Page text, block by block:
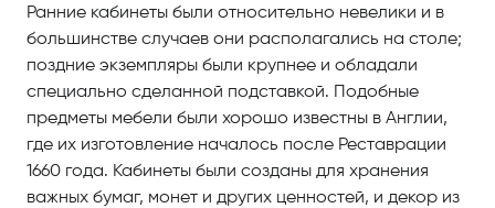
Ранние кабинеты были относительно невелики и в
большинстве случаев они располагались на столе;
поздние экземпляры были крупнее и обладали
специально сделанной подставкой. Подобные
предметы мебели были хорошо известны в Англии,
где их изготовление началось после Реставрации
1660 года. Кабинеты были созданы для хранения
важных бумаг, монет и других ценностей, и декор из